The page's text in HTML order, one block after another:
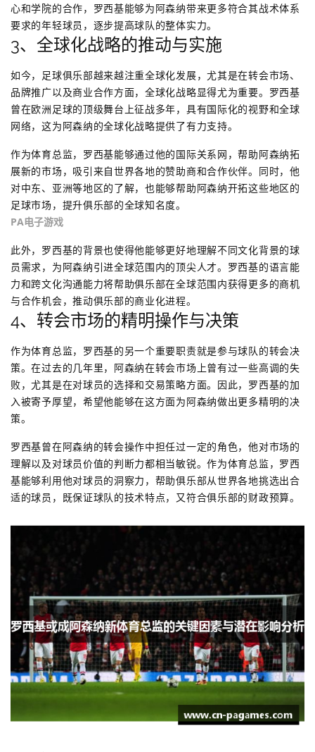
心和学院的合作，罗西基能够为阿森纳带来更多符合其战术体系
要求的年轻球员，逐步提高球队的整体实力。
3、全球化战略的推动与实施
如今，足球俱乐部越来越注重全球化发展，尤其是在转会市场、
品牌推广以及商业合作方面，全球化战略显得尤为重要。罗西基
曾在欧洲足球的顶级舞台上征战多年，具有国际化的视野和全球
网络，这为阿森纳的全球化战略提供了有力支持。
作为体育总监，罗西基能够通过他的国际关系网，帮助阿森纳拓
展新的市场，吸引来自世界各地的赞助商和合作伙伴。同时，他
对中东、亚洲等地区的了解，也能够帮助阿森纳开拓这些地区的
足球市场，提升俱乐部的全球知名度。
PA电子游戏
此外，罗西基的背景也使得他能够更好地理解不同文化背景的球
员需求，为阿森纳引进全球范围内的顶尖人才。罗西基的语言能
力和跨文化沟通能力将帮助俱乐部在全球范围内获得更多的商机
与合作机会，推动俱乐部的商业化进程。
4、转会市场的精明操作与决策
作为体育总监，罗西基的另一个重要职责就是参与球队的转会决
策。在过去的几年里，阿森纳在转会市场上曾有过一些高调的失
败，尤其是在对球员的选择和交易策略方面。因此，罗西基的加
入被寄予厚望，希望他能够在这方面为阿森纳做出更多精明的决
策。
罗西基曾在阿森纳的转会操作中担任过一定的角色，他对市场的
理解以及对球员价值的判断力都相当敏锐。作为体育总监，罗西
基能够利用他对球员的洞察力，帮助俱乐部从世界各地挑选出合
适的球员，既保证球队的技术特点，又符合俱乐部的财政预算。